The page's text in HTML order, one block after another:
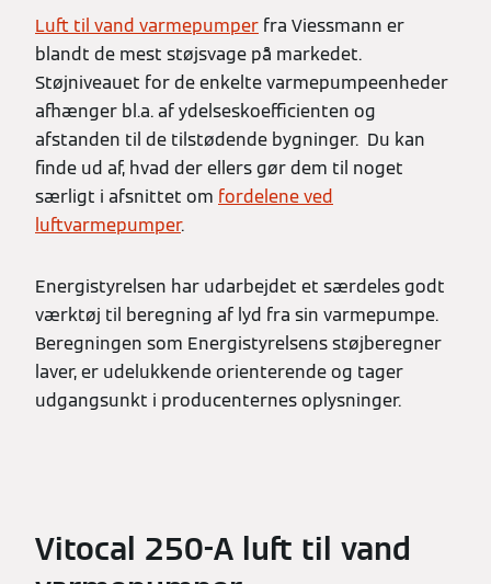
Luft til vand varmepumper fra Viessmann er
blandt de mest støjsvage på markedet.
Støjniveauet for de enkelte varmepumpeenheder
afhænger bl.a. af ydelseskoefficienten og
afstanden til de tilstødende bygninger. Du kan
finde ud af, hvad der ellers gør dem til noget
særligt i afsnittet om fordelene ved
luftvarmepumper.
Energistyrelsen har udarbejdet et særdeles godt
værktøj til beregning af lyd fra sin varmepumpe.
Beregningen som Energistyrelsens støjberegner
laver, er udelukkende orienterende og tager
udgangsunkt i producenternes oplysninger.
Vitocal 250-A luft til vand